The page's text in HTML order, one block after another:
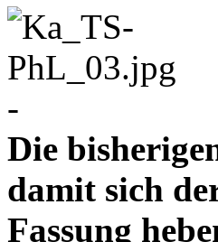
-
Die
damit sich
Fassung